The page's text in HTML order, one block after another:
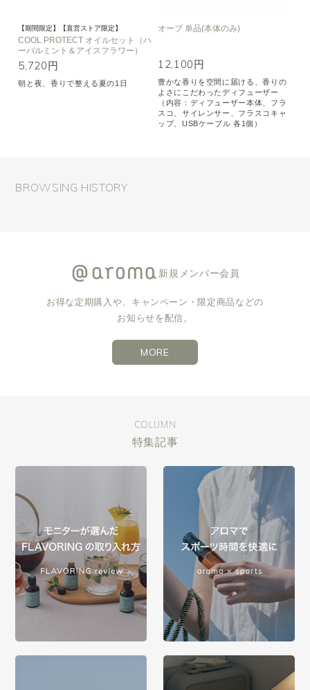
【期間限定】【直営ストア限定】
COOL PROTECT オイルセット（ハ
ーバルミント＆アイスフラワー）
5,720円
朝と夜、香りで整える夏の1日
オーブ 単品(本体のみ)
12,100円
豊かな香りを空間に届ける、香りの
よさにこだわったディフューザー
（内容：ディフューザー本体、フラ
スコ、サイレンサー、フラスコキャ
ップ、USBケーブル 各1個）
BROWSING HISTORY
新規メンバー会員
お得な定期購入や、キャンペーン・限定商品などの
お知らせを配信。
MORE
COLUMN
特集記事